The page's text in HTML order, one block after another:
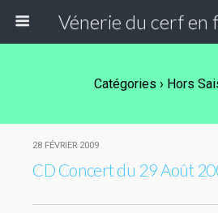
Catégories › Hors
28 FÉVRIER 2009
CD Concert du 29 Août